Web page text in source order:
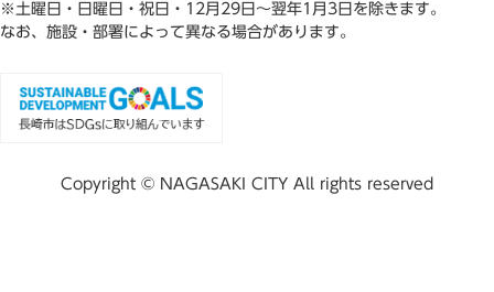
※土曜日・日曜日・祝日・12月29日～翌年1月3日を除きます。
なお、施設・部署によって異なる場合があります。
Copyright © NAGASAKI CITY All rights reserved